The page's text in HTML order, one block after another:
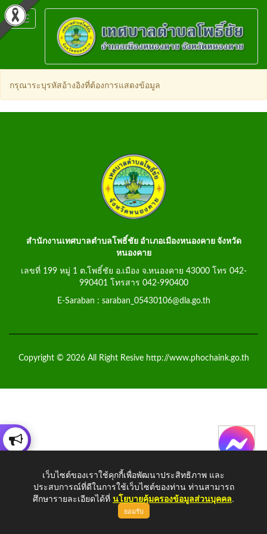
Toggle
navigation
กรุณาระบุรหัสอ้างอิงที่ต้องการแสดงข้อมูล
สำนักงานเทศบาลตำบลโพธิ์ชัย อำเภอเมืองหนองคาย จังหวัด
หนองคาย
เลขที่ 199 หมู่ 1 ต.โพธิ์ชัย อ.เมือง จ.หนองคาย 43000 โทร 042-
990401 โทรสาร 042-990400
E-Saraban : saraban_05430106@dla.go.th
Copyright © 2026 All Right Resive http://www.phochaink.go.th
เว็บไซต์ของเราใช้คุกกี้เพื่อพัฒนาประสิทธิภาพ และ
ประสบการณ์ที่ดีในการใช้เว็บไซต์ของท่าน ท่านสามารถ
ศึกษารายละเอียดได้ที่ นโยบายคุ้มครองข้อมูลส่วนบุคคล.
ยอมรับ